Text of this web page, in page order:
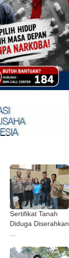
Sertifikat Tanah
Diduga Diserahkan
...